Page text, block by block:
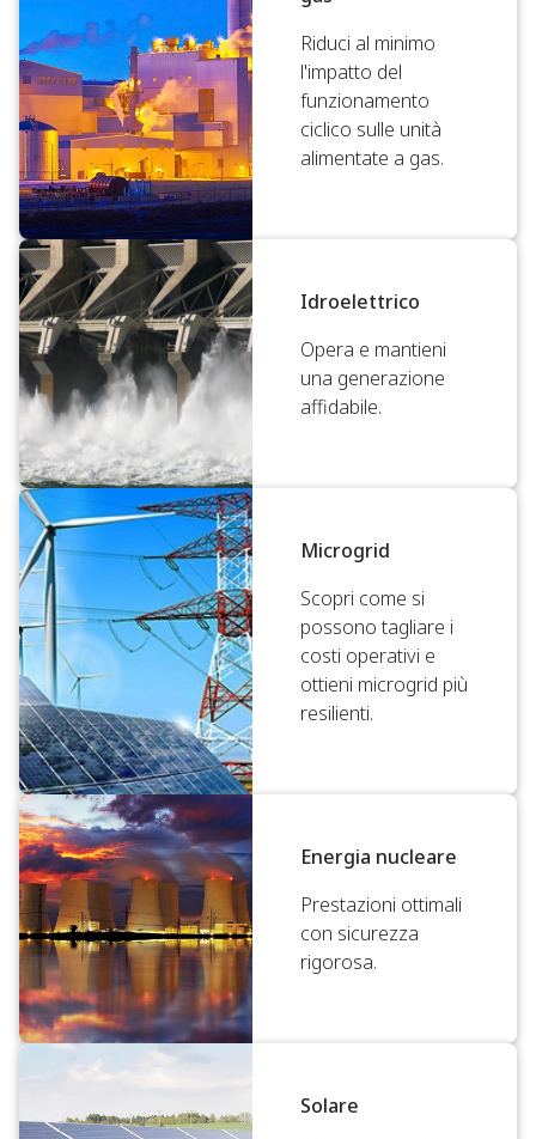
Riduci al minimo
l'impatto del
funzionamento
ciclico sulle unità
alimentate a gas.
Idroelettrico
Opera e mantieni
una generazione
affidabile.
Microgrid
Scopri come si
possono tagliare i
costi operativi e
ottieni microgrid più
resilienti.
Energia nucleare
Prestazioni ottimali
con sicurezza
rigorosa.
Solare